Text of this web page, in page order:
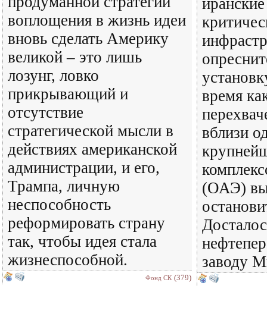
воплощения в жизнь идеи
вновь сделать Америку
великой – это лишь
лозунг, ловко
прикрывающий и
отсутствие
стратегической мысли в
действиях американской
администрации, и его,
Трампа, личную
неспособность
реформировать страну
так, чтобы идея стала
жизнеспособной.
Фонд СК (379)
время
вблизи
(ОАЭ)
заводу